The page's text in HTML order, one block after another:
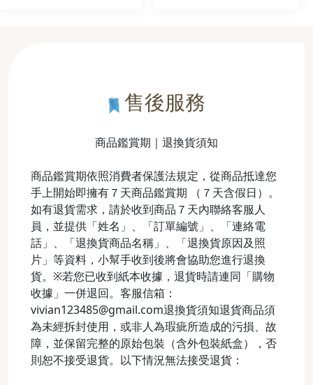
售後服務
商品鑑賞期｜退換貨須知
商品鑑賞期依照消費者保護法規定，從商品抵達您
手上開始即擁有７天商品鑑賞期 （７天含假日）。
如有退貨需求，請於收到商品７天內聯絡客服人
員，並提供「姓名」、「訂單編號」、「連絡電
話」、「退換貨商品名稱」、「退換貨原因及照
片」等資料，小幫手收到後將會協助您進行退換
貨。※若您已收到紙本收據，退貨時請連同「購物
收據」一併退回。客服信箱：
vivian123485@gmail.com退換貨須知退貨商品須
為未經拆封使用，或非人為瑕疵所造成的污損、故
障，並保留完整的原始包裝（含外包裝紙盒），否
則恕不接受退貨。以下情況無法接受退貨：